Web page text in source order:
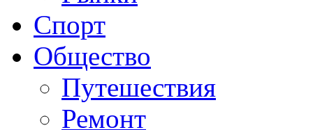
Спорт
Общество
Путешествия
Ремонт